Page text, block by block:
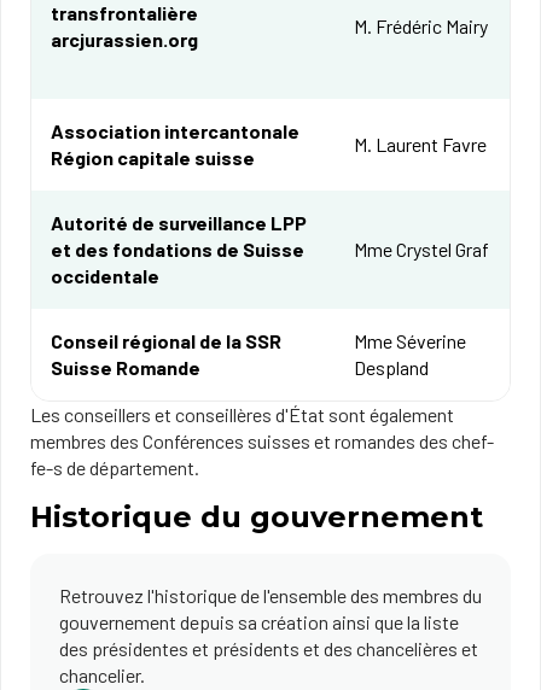
transfrontalière
arcjurassien.org
​M. Frédéric Mairy
​Association intercantonale
Région capitale suisse
​​M. Laurent Favre
​Autorité de surveillance LPP
et des fondations de Suisse
occidentale
​Mme Crystel Graf
​Conseil régional de la SSR
Suisse Romande
​Mme Séverine
Despland
Les conseillers et conseillères d'État sont également
membres des Conférences suisses et romandes des chef-
fe-s de département.
Historique du gouvernement
Retrouvez l'historique de l'ensemble des membres du
gouvernement depuis sa création ainsi que la liste
des présidentes et présidents et des chancelières et
chancelier.